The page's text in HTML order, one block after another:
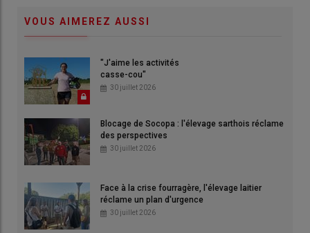
VOUS AIMEREZ AUSSI
"J'aime les activités
casse-cou"
30 juillet 2026
Blocage de Socopa : l'élevage sarthois réclame
des perspectives
30 juillet 2026
Face à la crise fourragère, l'élevage laitier
réclame un plan d'urgence
30 juillet 2026